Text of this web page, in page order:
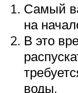
Самый
на
В это
воды.